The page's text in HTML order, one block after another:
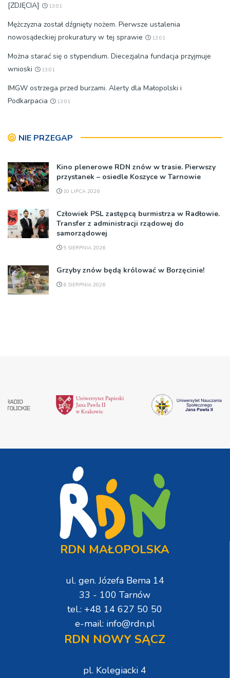
[ZDJĘCIA]
13:01
Mężczyzna został dźgnięty nożem. Pierwsze ustalenia
nowosądeckiej prokuratury w tej sprawie
13:01
Można starać się o stypendium. Diecezjalna fundacja przyjmuje
wnioski
13:01
IMGW ostrzega przed burzami. Alerty dla Małopolski i
Podkarpacia
13:01
NIE PRZEGAP
Kino plenerowe RDN znów w trasie. Pierwszy
przystanek – osiedle Koszyce w Tarnowie
10 LIPCA 2026
Człowiek PSL zastępcą burmistrza w Radłowie.
Transfer z administracji rządowej do
samorządowej
5 SIERPNIA 2026
Grzyby znów będą królować w Borzęcinie!
6 SIERPNIA 2026
RDN MAŁOPOLSKA
ul. gen. Józefa Bema 14
33 - 100 Tarnów
tel.: +48 14 627 50 50
e-mail: info@rdn.pl
RDN NOWY SĄCZ
pl. Kolegiacki 4